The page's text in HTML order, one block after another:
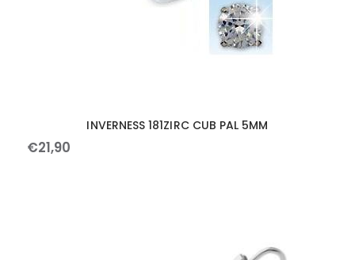
INVERNESS 181ZIRC CUB PAL 5MM
€21,90